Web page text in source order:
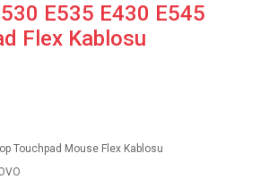
E535 E430 E545
Flex Kablosu
Touchpad Mouse Flex Kablosu